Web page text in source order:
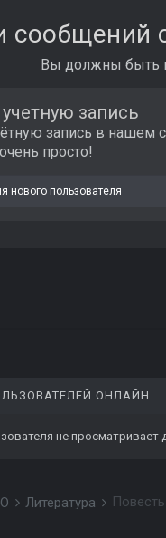
сообщений
Вы должны быть
запись
запись в нашем
просто!
нового пользователя
ОНЛАЙН
не просматривает
Литература Повесть